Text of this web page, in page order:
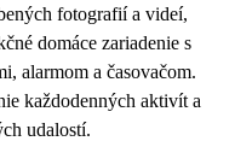
fotografií a videí,
domáce zariadenie s
, alarmom a časovačom.
každodenných aktivít a
udalostí.